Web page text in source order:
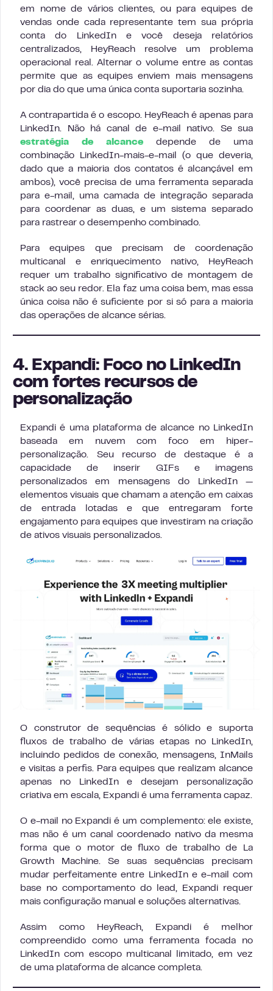
em nome de vários clientes, ou para equipes de
vendas onde cada representante tem sua própria
conta do LinkedIn e você deseja relatórios
centralizados, HeyReach resolve um problema
operacional real. Alternar o volume entre as contas
permite que as equipes enviem mais mensagens
por dia do que uma única conta suportaria sozinha.
A contrapartida é o escopo. HeyReach é apenas para
LinkedIn. Não há canal de e-mail nativo. Se sua
estratégia de alcance depende de uma
combinação LinkedIn-mais-e-mail (o que deveria,
dado que a maioria dos contatos é alcançável em
ambos), você precisa de uma ferramenta separada
para e-mail, uma camada de integração separada
para coordenar as duas, e um sistema separado
para rastrear o desempenho combinado.
Para equipes que precisam de coordenação
multicanal e enriquecimento nativo, HeyReach
requer um trabalho significativo de montagem de
stack ao seu redor. Ela faz uma coisa bem, mas essa
única coisa não é suficiente por si só para a maioria
das operações de alcance sérias.
4. Expandi: Foco no LinkedIn
com fortes recursos de
personalização
Expandi é uma plataforma de alcance no LinkedIn
baseada em nuvem com foco em hiper-
personalização. Seu recurso de destaque é a
capacidade de inserir GIFs e imagens
personalizados em mensagens do LinkedIn —
elementos visuais que chamam a atenção em caixas
de entrada lotadas e que entregaram forte
engajamento para equipes que investiram na criação
de ativos visuais personalizados.
O construtor de sequências é sólido e suporta
fluxos de trabalho de várias etapas no LinkedIn,
incluindo pedidos de conexão, mensagens, InMails
e visitas a perfis. Para equipes que realizam alcance
apenas no LinkedIn e desejam personalização
criativa em escala, Expandi é uma ferramenta capaz.
O e-mail no Expandi é um complemento: ele existe,
mas não é um canal coordenado nativo da mesma
forma que o motor de fluxo de trabalho de La
Growth Machine. Se suas sequências precisam
mudar perfeitamente entre LinkedIn e e-mail com
base no comportamento do lead, Expandi requer
mais configuração manual e soluções alternativas.
Assim como HeyReach, Expandi é melhor
compreendido como uma ferramenta focada no
LinkedIn com escopo multicanal limitado, em vez
de uma plataforma de alcance completa.